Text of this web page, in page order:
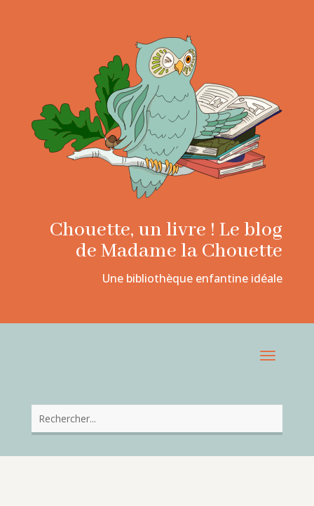
Chouette, un livre ! Le blog
de Madame la Chouette
Une bibliothèque enfantine idéale